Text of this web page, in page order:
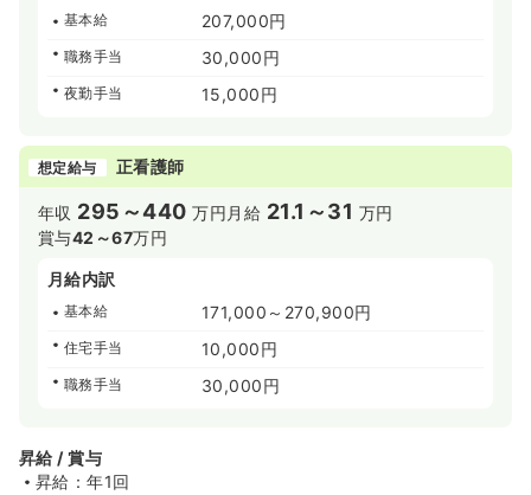
基本給 207,000円
職務手当 30,000円
夜勤手当 15,000円
想定給与 正看護師
年収 295～440 万円 月給 21.1～31 万円
賞与42～67万円
月給内訳
基本給 171,000～270,900円
住宅手当 10,000円
職務手当 30,000円
昇給 / 賞与
昇給：年1回